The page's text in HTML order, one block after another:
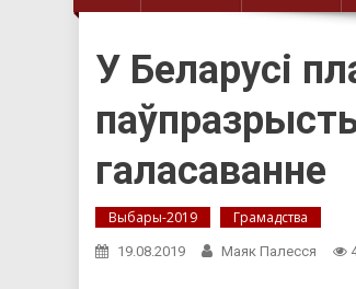
У Беларусі
галасаванне
Выбары-2019 Грамадства
19.08.2019 Маяк Палесся